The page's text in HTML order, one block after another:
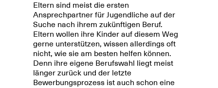
Eltern sind meist die ersten
Ansprechpartner für Jugendliche auf der
Suche nach ihrem zukünftigen Beruf.
Eltern wollen ihre Kinder auf diesem Weg
gerne unterstützen, wissen allerdings oft
nicht, wie sie am besten helfen können.
Denn ihre eigene Berufswahl liegt meist
länger zurück und der letzte
Bewerbungsprozess ist auch schon eine